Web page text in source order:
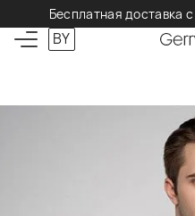
Бесплатная доставка
BY